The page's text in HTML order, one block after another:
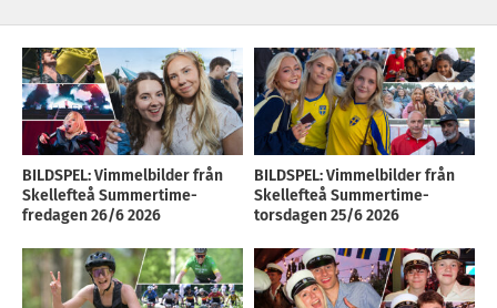
BILDSPEL: Vimmelbilder från
Skellefteå Summertime-
fredagen 26/6 2026
BILDSPEL: Vimmelbilder från
Skellefteå Summertime-
torsdagen 25/6 2026